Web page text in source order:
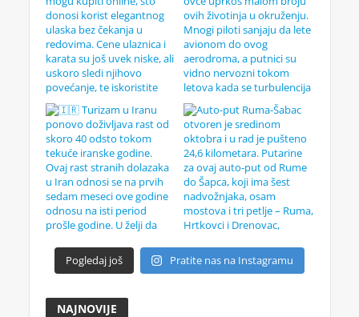
Pogledaj još Pratite nas na Instagramu
NAJNOVIJE